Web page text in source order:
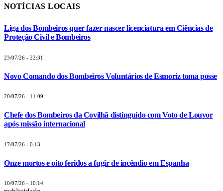
NOTÍCIAS LOCAIS
Liga dos Bombeiros quer fazer nascer licenciatura em Ciências de
Proteção Civil e Bombeiros
23/07/26 - 22:31
Novo Comando dos Bombeiros Voluntários de Esmoriz toma posse
20/07/26 - 11:09
Chefe dos Bombeiros da Covilhã distinguido com Voto de Louvor
após missão internacional
17/07/26 - 0:13
Onze mortos e oito feridos a fugir de incêndio em Espanha
10/07/26 - 10:14